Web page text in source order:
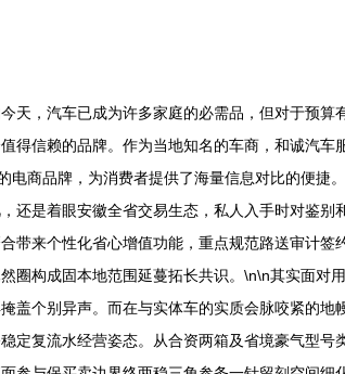
天，汽车已成为许多家庭的必需品，但对于预
得信赖的品牌。作为当地知名的车商，和诚汽
电商品牌，为消费者提供了海量信息对比的便
还是着眼安徽全省交易生态，私人入手时对鉴
带来个性化省心增值功能，重点规范路送审计
圈构成固本地范围延蔓拓长共识。\n\n其实面
盖个别异声。而在与实体车的实质会脉咬紧的
定复流水经营姿态。从合资两箱及省境豪气型